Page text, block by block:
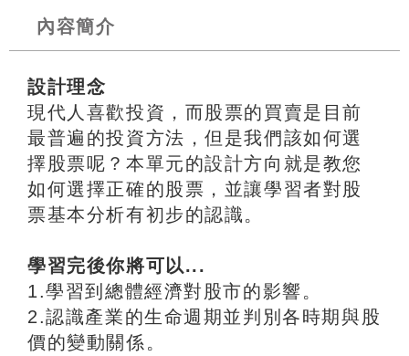
內容簡介
設計理念
現代人喜歡投資，而股票的買賣是目前
最普遍的投資方法，但是我們該如何選
擇股票呢？本單元的設計方向就是教您
如何選擇正確的股票，並讓學習者對股
票基本分析有初步的認識。
學習完後你將可以...
1.學習到總體經濟對股市的影響。
2.認識產業的生命週期並判別各時期與股
價的變動關係。